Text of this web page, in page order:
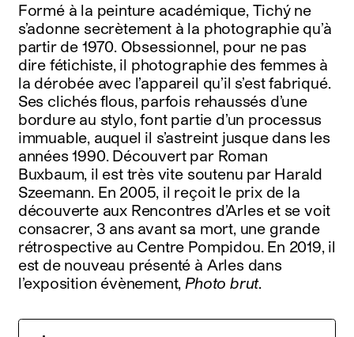
Formé à la peinture académique, Tichý ne
s’adonne secrètement à la photographie qu’à
partir de 1970. Obsessionnel, pour ne pas
dire fétichiste, il photographie des femmes à
la dérobée avec l’appareil qu’il s’est fabriqué.
Ses clichés flous, parfois rehaussés d’une
bordure au stylo, font partie d’un processus
immuable, auquel il s’astreint jusque dans les
années 1990. Découvert par Roman
Buxbaum, il est très vite soutenu par Harald
Szeemann. En 2005, il reçoit le prix de la
découverte aux Rencontres d’Arles et se voit
consacrer, 3 ans avant sa mort, une grande
rétrospective au Centre Pompidou. En 2019, il
est de nouveau présenté à Arles dans
l’exposition évènement, Photo brut.